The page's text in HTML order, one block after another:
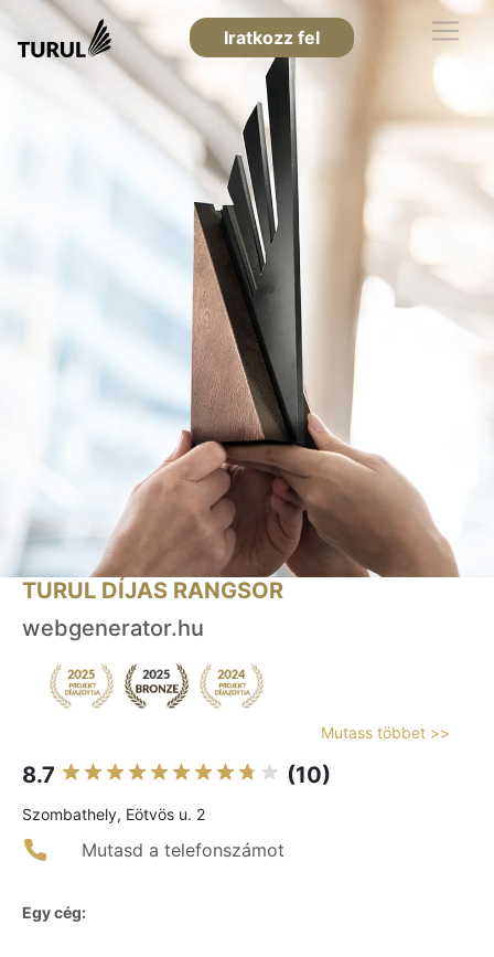
Iratkozz fel
TURUL DÍJAS RANGSOR
webgenerator.hu
Mutass többet >>
8.7 (10)
Szombathely, Eötvös u. 2
Mutasd a telefonszámot
Egy cég: